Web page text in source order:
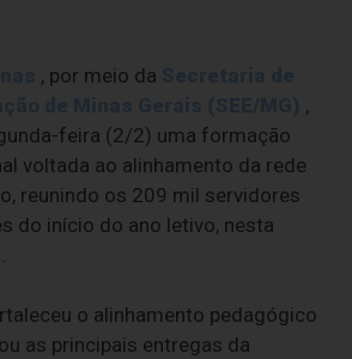
, por meio da
,
feira (2/2) uma formação
voltada ao alinhamento da rede
reunindo os 209 mil servidores
do início do ano letivo, nesta
o alinhamento pedagógico
as principais entregas da